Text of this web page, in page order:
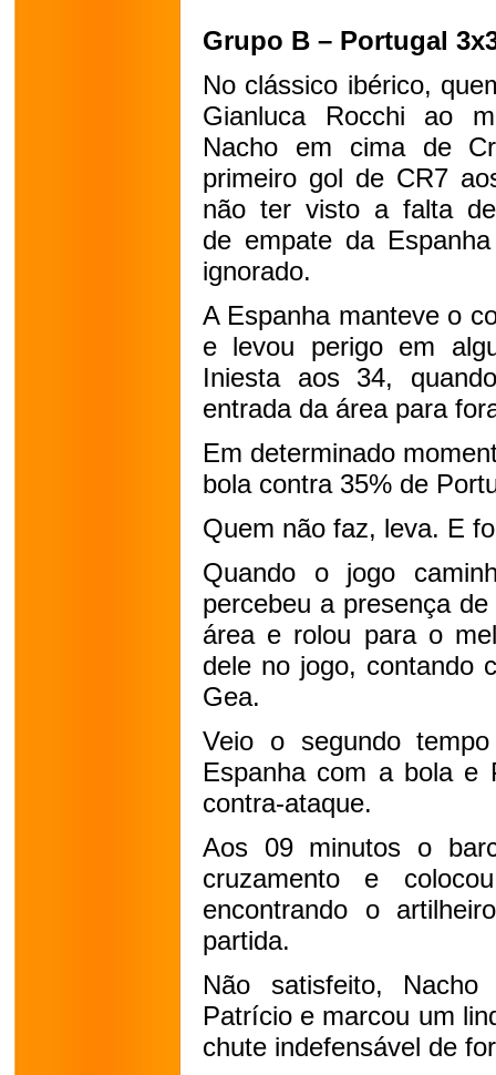
Grupo B – Portugal
No clássico ibérico,
Gianluca Rocchi ao
Nacho em cima de
primeiro gol de CR7
não ter visto a falta
de empate da
ignorado.
A Espanha manteve o
e levou perigo em
Iniesta aos 34,
entrada da área para
Em determinado
bola contra 35% de
Quem não faz, leva. E
Quando o jogo
percebeu a presença
área e rolou para o
dele no jogo, contando
Gea.
Veio o segundo
Espanha com a bola e
contra-ataque.
Aos 09 minutos o
cruzamento e
encontrando o
partida.
Não satisfeito,
Patrício e marcou um
chute indefensável de